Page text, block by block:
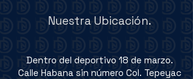
Nuestra Ubicación.
Dentro del deportivo 18 de marzo.
Calle Habana sin número Col. Tepeyac